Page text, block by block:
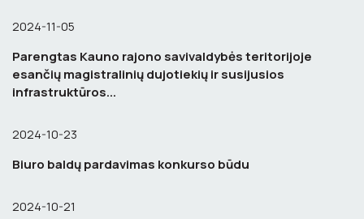
2024-11-05
Parengtas Kauno rajono savivaldybės teritorijoje
esančių magistralinių dujotiekių ir susijusios
infrastruktūros...
2024-10-23
Biuro baldų pardavimas konkurso būdu
2024-10-21